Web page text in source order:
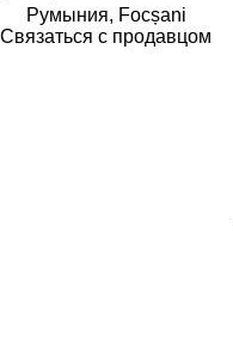
Румыния, Focșani
Связаться с продавцом